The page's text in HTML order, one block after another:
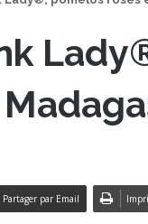
Partager par Email